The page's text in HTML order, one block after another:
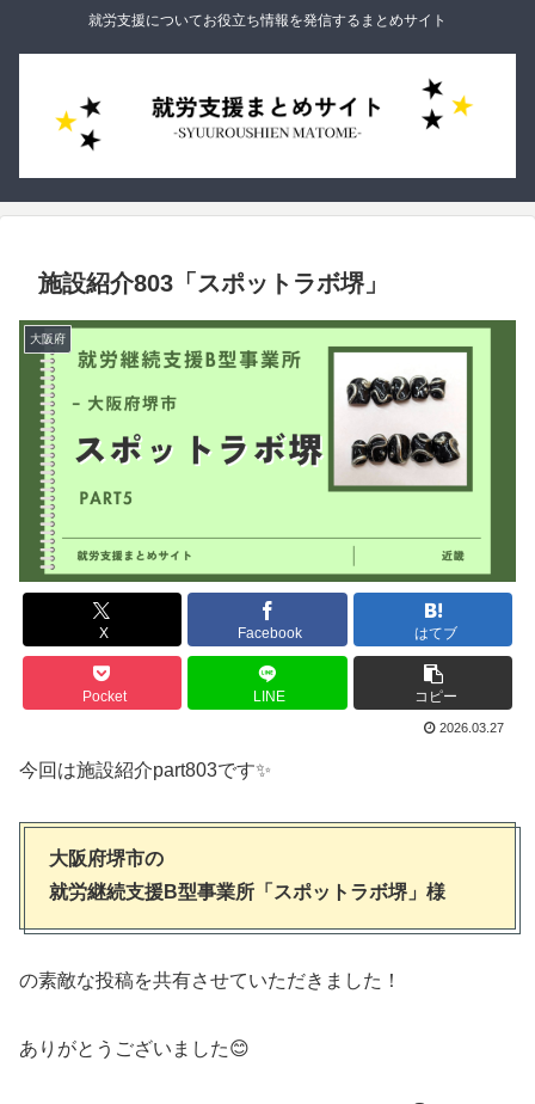
就労支援についてお役立ち情報を発信するまとめサイト
施設紹介803「スポットラボ堺」
大阪府
X Facebook はてブ
Pocket LINE コピー
2026.03.27
今回は施設紹介part803です✨
大阪府堺市の
就労継続支援B型事業所「スポットラボ堺」様
の素敵な投稿を共有させていただきました！
ありがとうございました😊